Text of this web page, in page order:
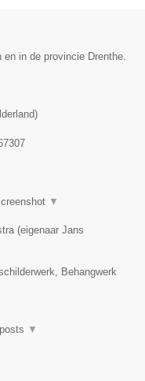
in de provincie Drenthe.
)
▼
(eigenaar Jans
Behangwerk
▼